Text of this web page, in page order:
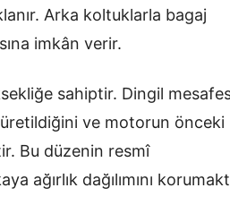
Arka koltuklarla bagaj
imkân verir.
sahiptir. Dingil
ve motorun önceki
Bu düzenin resmî
ağırlık dağılımını